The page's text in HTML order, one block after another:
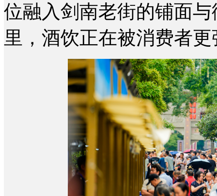
位融入剑南老街的铺面
里，酒饮正在被消费者